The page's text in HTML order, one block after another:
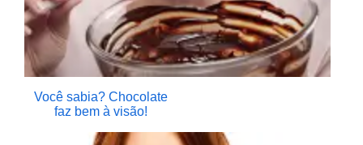
Você sabia? Chocolate
faz bem à visão!